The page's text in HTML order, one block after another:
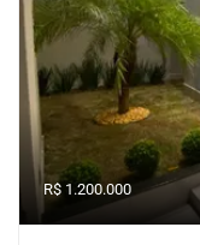
R$ 1.200.000